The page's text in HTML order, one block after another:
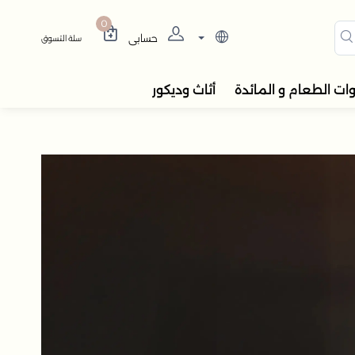
هادئة
أن ﺗﺘﻜﻠّﻢ ﺑﻬﺪوء.
حسابي
0
سلة التسوق
الطعام و المائدة أثاث وديكور